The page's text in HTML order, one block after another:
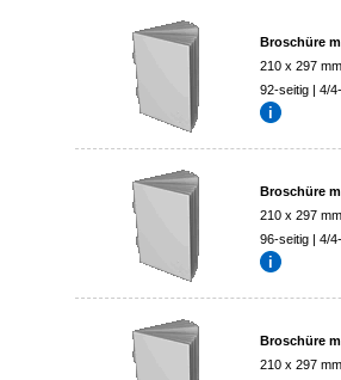
Broschüre
210 x 297 mm
92-seitig | 4/
Broschüre
210 x 297 mm
96-seitig | 4/
Broschüre
210 x 297 mm